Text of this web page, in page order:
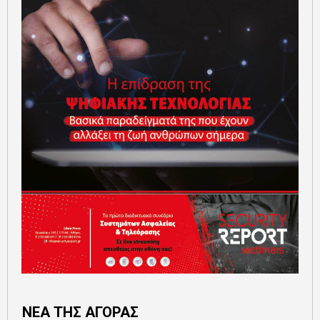
ΝΕΑ ΤΗΣ ΑΓΟΡΑΣ